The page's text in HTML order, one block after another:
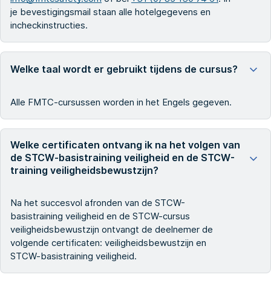
je bevestigingsmail staan alle hotelgegevens en
incheckinstructies.
Welke taal wordt er gebruikt tijdens de cursus?
Alle FMTC-cursussen worden in het Engels gegeven.
Welke certificaten ontvang ik na het volgen van
de STCW-basistraining veiligheid en de STCW-
training veiligheidsbewustzijn?
Na het succesvol afronden van de STCW-
basistraining veiligheid en de STCW-cursus
veiligheidsbewustzijn ontvangt de deelnemer de
volgende certificaten: veiligheidsbewustzijn en
STCW-basistraining veiligheid.